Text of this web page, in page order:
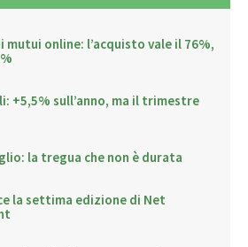
mutui online: l’acquisto vale il 76%,
+5,5% sull’anno, ma il trimestre
la tregua che non è durata
la settima edizione di Net